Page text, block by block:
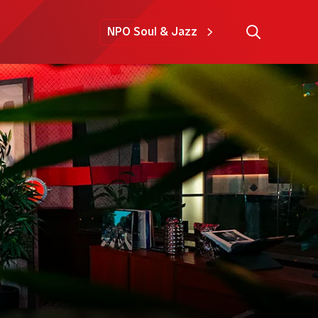
NPO Soul & Jazz